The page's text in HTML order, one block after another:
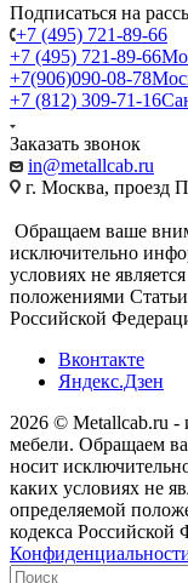
Подписаться на
+7 (495) 721-89-66
+7 (495) 721-89-66
+7(906)090-08-78
+7 (812) 309-71-16
Заказать звонок
in@metallcab.ru
г. Москва, проезд
Обращаем ваше
исключительно
условиях не
положениями Статьи
Российской
Вконтакте
Яндекс.Дзен
2026 © Metallcab.ru -
мебели. Обращаем
носит
каких условиях не
определяемой
кодекса Российской